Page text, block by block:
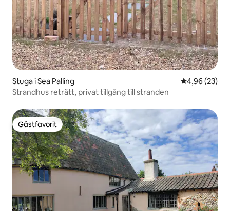
Stuga i Sea Palling 4,96 av 5 i
4,96 (23)
Strandhus reträtt, privat tillgång till stranden
Gästfavorit
Gästfavorit